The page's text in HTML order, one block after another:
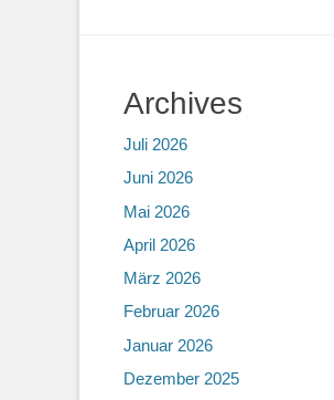
Archives
Juli 2026
Juni 2026
Mai 2026
April 2026
März 2026
Februar 2026
Januar 2026
Dezember 2025